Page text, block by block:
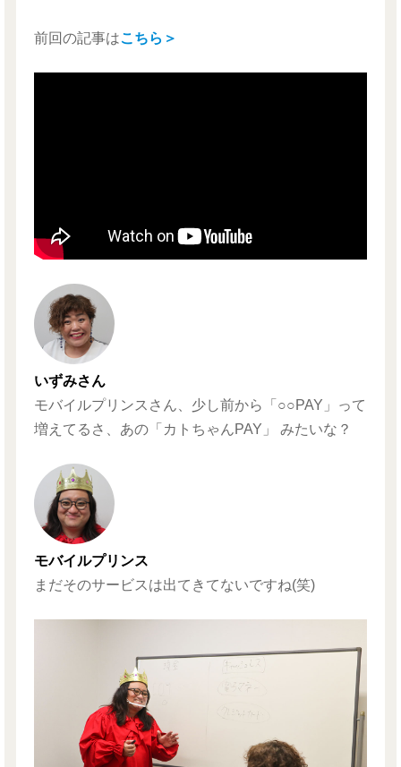
前回の記事はこちら＞
いずみさん
モバイルプリンスさん、少し前から「○○PAY」って
増えてるさ、あの「カトちゃんPAY」 みたいな？
モバイルプリンス
まだそのサービスは出てきてないですね(笑)